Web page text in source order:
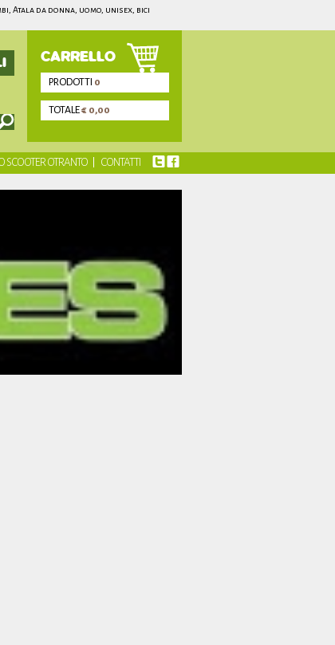
Atala da donna, uomo, unisex, bici
CARRELLO
PRODOTTI 0
TOTALE€ 0,00
SCOOTER OTRANTO CONTATTI